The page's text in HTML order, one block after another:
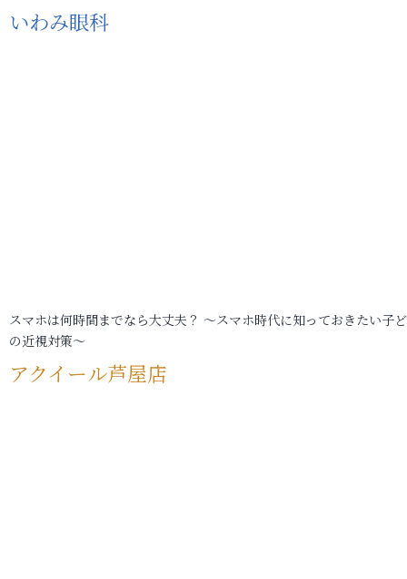
いわみ眼科
スマホは何時間までなら大丈夫？ ～スマホ時代に知っておきたい子
の近視対策～
アクイール芦屋店